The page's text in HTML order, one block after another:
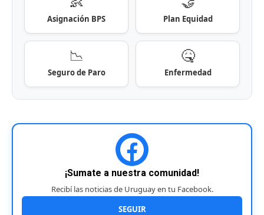
Asignación BPS Plan Equidad
📉
Seguro de Paro
🤒
Enfermedad
¡Sumate a nuestra comunidad!
Recibí las noticias de Uruguay en tu Facebook.
SEGUIR